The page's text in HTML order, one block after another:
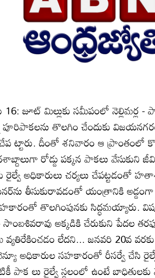
16: జూట్‌ మిల్లుకు సమీపంలో నెల్లిమర్ల
పూరిపాకలను తొలగిం చేందుకు
ట్టారు. దీంతో శనివారం ఆ ప్రాంతంలో
రోడ్డు పక్కన పాకలు వేసుకుని
రైల్వే అధికారులు చర్యలు చేపట్టడంతో
తీసుకురావడంతో యంత్రానికి అడ్డంగా
తొలగింపునకు సిద్ధమయ్యారు.
అక్కడికి చేరుకుని పేదల
లేదని... జనవరి 20వ వరకు
అధికారుల సహకారంతో రీసర్వే చేసి
పాక లు రైల్వే స్థలంలో ఉంటే బాధితులకు